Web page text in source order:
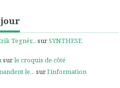
jour
Tegnér... surSYNTHESE
surle croquis de côté
le... surl'information